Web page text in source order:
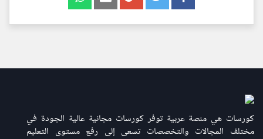
كورسات هي منصة عربية توفر كورسات مجانية عالية الجودة في
مختلف المجالات والتخصصات تسعى إلى رفع مستوى التعليم